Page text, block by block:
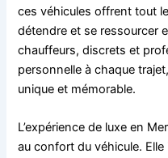
ces véhicules offrent tout
détendre et se ressourcer
chauffeurs, discrets et
personnelle à chaque
unique et mémorable.
L’expérience de luxe en
au confort du véhicule.